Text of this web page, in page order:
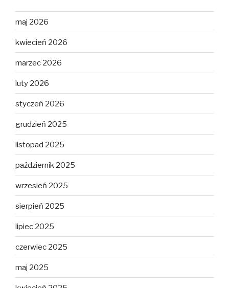
maj 2026
kwiecień 2026
marzec 2026
luty 2026
styczeń 2026
grudzień 2025
listopad 2025
październik 2025
wrzesień 2025
sierpień 2025
lipiec 2025
czerwiec 2025
maj 2025